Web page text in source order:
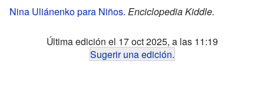
Nina Uliánenko para Niños. Enciclopedia Kiddle.
Última edición el 17 oct 2025, a las 11:19
Sugerir una edición.